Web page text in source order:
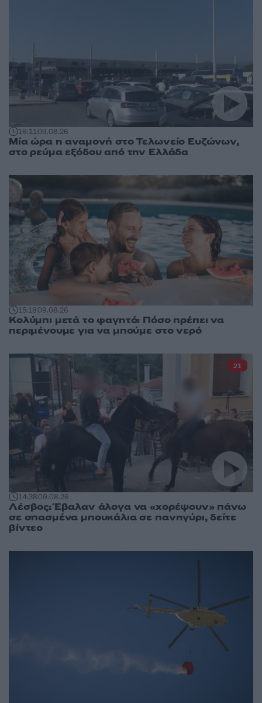
16:1109.08.26
Μία ώρα η αναμονή στο Τελωνείο Ευζώνων,
στο ρεύμα εξόδου από την Ελλάδα
15:1809.08.26
Κολύμπι μετά το φαγητό: Πόσο πρέπει να
περιμένουμε για να μπούμε στο νερό
14:3809.08.26
Λέσβος: Έβαλαν άλογα να «χορέψουν» πάνω
σε σπασμένα μπουκάλια σε πανηγύρι, δείτε
βίντεο
21